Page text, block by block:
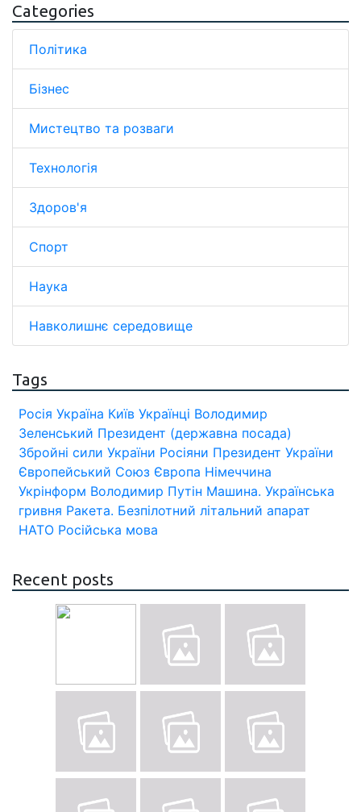
Categories
Політика
Бізнес
Мистецтво та розваги
Технологія
Здоров'я
Спорт
Наука
Навколишнє середовище
Tags
Росія Україна Київ Українці Володимир
Зеленський Президент (державна посада)
Збройні сили України Росіяни Президент України
Європейський Союз Європа Німеччина
Укрінформ Володимир Путін Машина. Українська
гривня Ракета. Безпілотний літальний апарат
НАТО Російська мова
Recent posts